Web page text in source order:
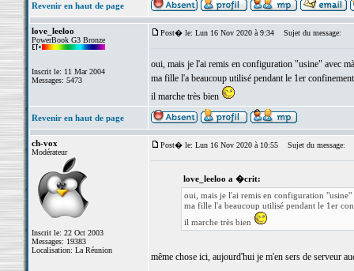
Revenir en haut de page
love_leeloo
PowerBook G3 Bronze
Inscrit le: 11 Mar 2004
Messages: 5473
Post� le: Lun 16 Nov 2020 à 9:34 Sujet du message:
oui, mais je l'ai remis en configuration "usine" avec
ma fille l'a beaucoup utilisé pendant le 1er
il marche très bien
Revenir en haut de page
ch-vox
Modérateur
Inscrit le: 22 Oct 2003
Messages: 19383
Localisation: La Réunion
Post� le: Lun 16 Nov 2020 à 10:55 Sujet du message:
love_leeloo a �crit:
oui, mais je l'ai remis en configuration
ma fille l'a beaucoup utilisé pendant le 1er
il marche très bien
même chose ici, aujourd'hui je m'en sers de serveur